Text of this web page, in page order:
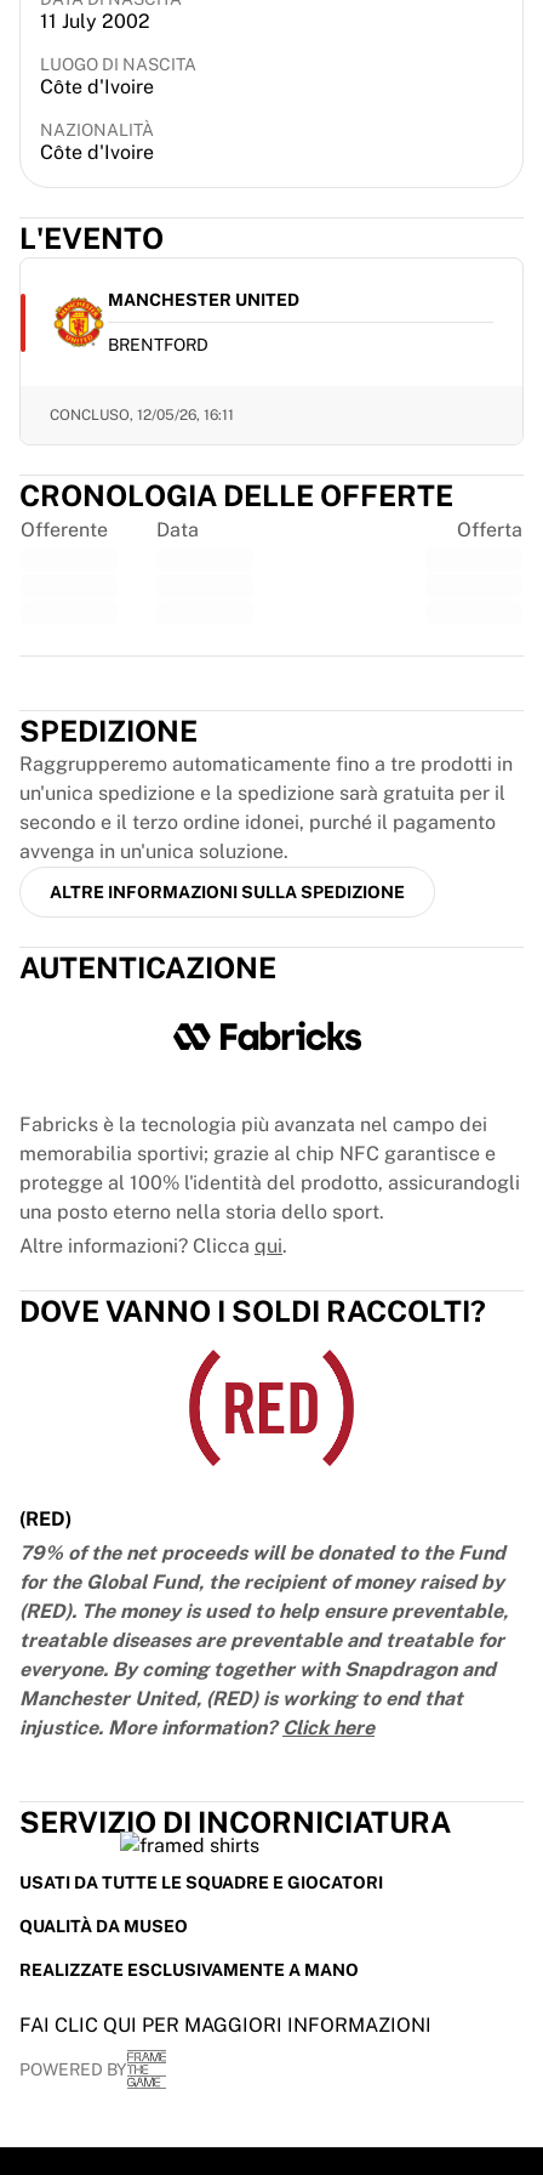
France Rugby
Gloucester Rugby
Bath Rugby
Harlequins
Visualizza tutto il rugby
England Cricket
Delhi Capitals
Cricket Ireland
Visualizza tutto il cricket
Visualizza tutto l'hockey su ghiaccio
Altro
Autenticazione della maglia
11 July 2002
LUOGO DI NASCITA
Côte d'Ivoire
NAZIONALITÀ
Côte d'Ivoire
L'EVENTO
MANCHESTER UNITED
BRENTFORD
CONCLUSO, 12/05/26, 16:11
CRONOLOGIA DELLE OFFERTE
Offerente Data Offerta
SPEDIZIONE
Raggrupperemo automaticamente fino a tre prodotti in
un'unica spedizione e la spedizione sarà gratuita per il
secondo e il terzo ordine idonei, purché il pagamento
avvenga in un'unica soluzione.
ALTRE INFORMAZIONI SULLA SPEDIZIONE
AUTENTICAZIONE
Fabricks è la tecnologia più avanzata nel campo dei
memorabilia sportivi; grazie al chip NFC garantisce e
protegge al 100% l'identità del prodotto, assicurandogli
una posto eterno nella storia dello sport.
Altre informazioni? Clicca qui.
DOVE VANNO I SOLDI RACCOLTI?
(RED)
79% of the net proceeds will be donated to the Fund
for the Global Fund, the recipient of money raised by
(RED). The money is used to help ensure preventable,
treatable diseases are preventable and treatable for
everyone. By coming together with Snapdragon and
Manchester United, (RED) is working to end that
injustice. More information? Click here
SERVIZIO DI INCORNICIATURA
USATI DA TUTTE LE SQUADRE E GIOCATORI
QUALITÀ DA MUSEO
REALIZZATE ESCLUSIVAMENTE A MANO
FAI CLIC QUI PER MAGGIORI INFORMAZIONI
POWERED BY